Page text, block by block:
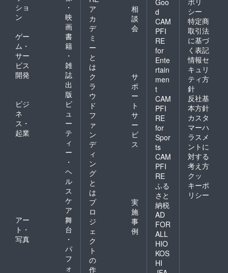
ショ
ン
・
映
画
ゲー
ム・
サー
ビス
開発
書
籍
・
雑
誌
出
版
ビジ
ネ
ス・
起業
ビ
ュ
ー
テ
ィ
ー
・
ヘ
ル
ス
ケ
ア
アー
ト・
写真
舞
台
・
パ
フ
ォ
ア
カ
デ
ミ
ー
と
は
相
談
会
ク
ラ
ウ
ド
フ
ァ
ン
デ
ィ
ン
グ
と
は
サ
ポ
ー
ト
サ
ー
ビ
ス
プ
ロ
ジ
ェ
ク
ト
の
作
実
施
事
例
d
CAM
PFI
RE
for
Ente
rtain
men
t
CAM
PFI
RE
for
Spor
ts
CAM
PFI
RE
ふる
さと
納税
AD
FOR
ALL
HIO
KOS
HI
シー
特定商
取引法
に基づ
く表記
情報セ
キュリ
ティ方
針
反社基
本方針
カスタ
マーハ
ラスメ
ントに
対する
考え方
クッ
キーポ
リシー